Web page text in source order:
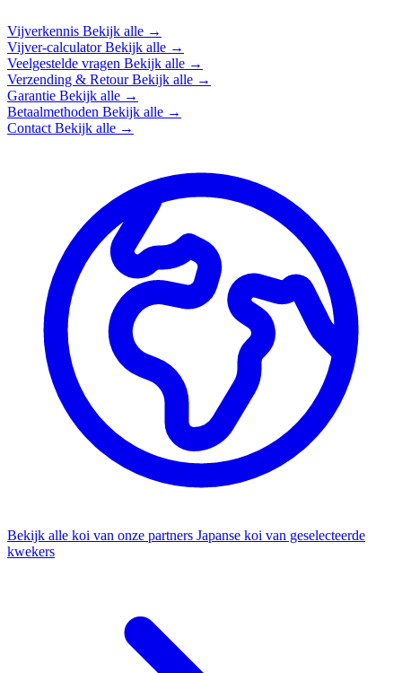
Vijverkennis Bekijk alle →
Vijver-calculatorBekijk alle →
Veelgestelde vragen Bekijk alle →
Verzending & RetourBekijk alle →
Garantie Bekijk alle →
Betaalmethoden Bekijk alle →
Contact Bekijk alle →
Bekijk alle koi van onze partners Japanse koi van geselecteerde
kwekers